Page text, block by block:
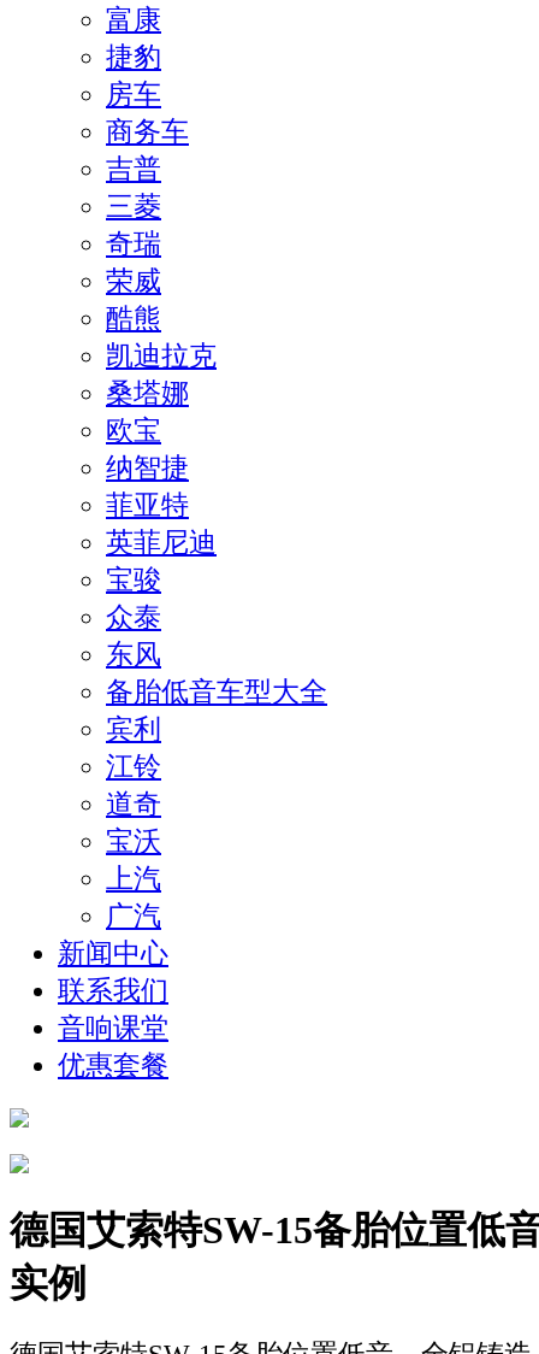
富康
捷豹
房车
商务车
吉普
三菱
奇瑞
荣威
酷熊
凯迪拉克
桑塔娜
欧宝
纳智捷
菲亚特
英菲尼迪
宝骏
众泰
东风
备胎低音车型大全
宾利
江铃
道奇
宝沃
上汽
广汽
新闻中心
联系我们
音响课堂
优惠套餐
德国艾索特SW-15备胎位置低
实例